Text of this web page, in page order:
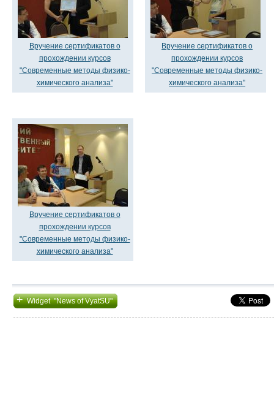
Вручение сертификатов о
прохождении курсов
"Современные методы физико-
химического анализа"
Вручение сертификатов о
прохождении курсов
"Современные методы физико-
химического анализа"
Вручение сертификатов о
прохождении курсов
"Современные методы физико-
химического анализа"
+Widget "News of VyatSU"